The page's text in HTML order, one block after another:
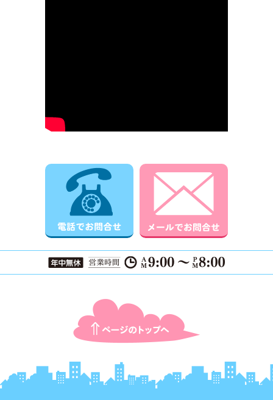
電話でお問合せ